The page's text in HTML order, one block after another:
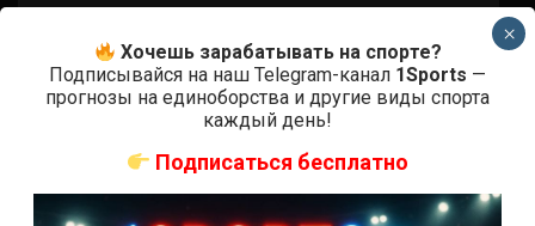
Хочешь зарабатывать на спорте?
Подписывайся на наш Telegram-канал 1Sports —
прогнозы на единоборства и другие виды спорта
каждый день!
Подписаться бесплатно
×